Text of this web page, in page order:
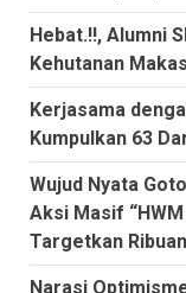
Hebat.!!, Alumni
Kehutanan
Kerjasama
Kumpulkan 63
Wujud Nyata
Aksi Masif
Targetkan
Narasi